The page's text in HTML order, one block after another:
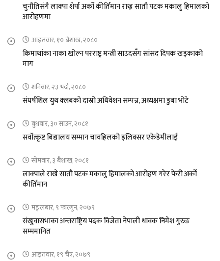
चुनौतिसंगै लाक्पा शेर्पा अर्को कीर्तिमान राख्न सातौ पटक मकालु हिमालको
आरोहणमा
आइतवार, १० बैशाख, २०८०
किमाथांका नाका खोल्न परराष्ट्र मन्त्री साउदसँग सांसद दिपक खड्काको
माग
शनिबार, २३ भदौ, २०८०
संघर्षशिल युथ क्लबको दास्रो अधिवेशन सम्पन्न, अध्यक्षमा डुबा भोटे
बुधबार, ३० साउन, २०८१
सर्वोत्कृष्ट बिद्यालय सम्मान चावहिलको इलिक्सर एकेडेमीलाई
सोमवार, ३ बैशाख, २०८१
लाक्पाले राखे सातौ पटक मकालु हिमालको आरोहण गरेर फेरी अर्को
कीर्तिमान
मङ्लबार, ९ फाल्गुन, २०७९
संखुवासभाका अन्तराष्ट्रिय पदक विजेता नेपाली धावक निमेश गुरुङ
सम्ममानित
आइतवार, १९ चैत्र, २०७९